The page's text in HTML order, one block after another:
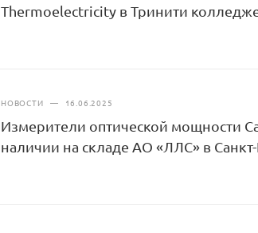
Thermoelectricity в Тринити
НОВОСТИ — 16.06.2025
Измерители оптической мощности
наличии на складе АО «ЛЛС» в